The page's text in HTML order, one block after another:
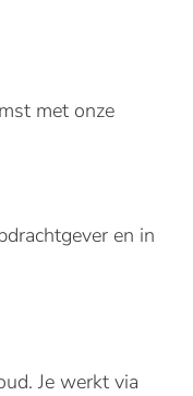
met onze
en in
Je werkt via